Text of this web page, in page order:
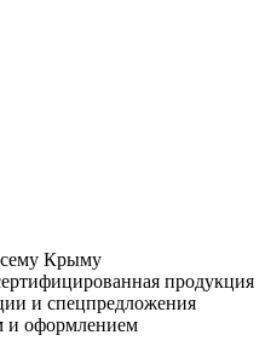
Крыму
продукция
и спецпредложения
оформлением